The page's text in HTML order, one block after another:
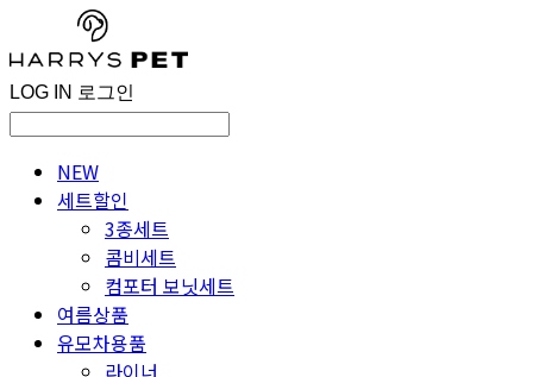
LOG IN 로그인
NEW
세트할인
3종세트
콤비세트
컴포터 보닛세트
여름상품
유모차용품
라이너